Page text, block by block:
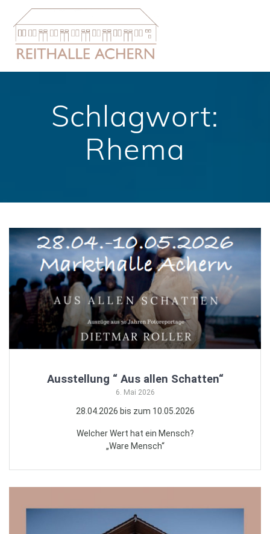
Inhalt
springen
Schlagwort:
Rhema
Ausstellung “ Aus allen Schatten“
6. Mai 2026
28.04.2026 bis zum 10.05.2026
Welcher Wert hat ein Mensch?
„Ware Mensch“